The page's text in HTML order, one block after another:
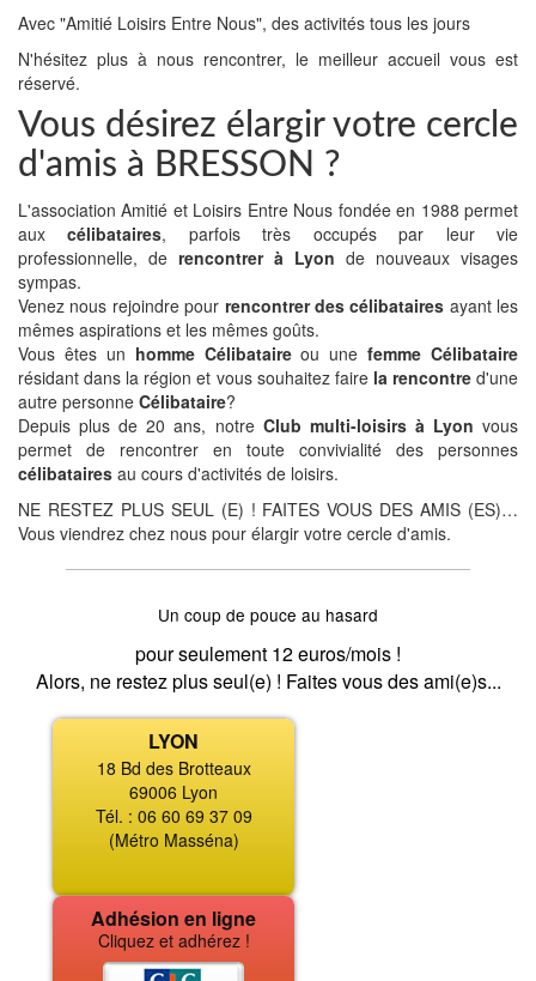
Avec "Amitié Loisirs Entre Nous", des activités tous les jours
N'hésitez plus à nous rencontrer, le meilleur accueil vous est
réservé.
Vous désirez élargir votre cercle
d'amis à BRESSON ?
L'association Amitié et Loisirs Entre Nous fondée en 1988 permet
auxcélibataires, parfois très occupés par leur vie
professionnelle, de rencontrer à Lyon de nouveaux visages
sympas.
Venez nous rejoindre pour rencontrer des célibataires ayant les
mêmes aspirations et les mêmes goûts.
Vous êtes un homme Célibataireou unefemme Célibataire
résidant dans la région et vous souhaitez faire la rencontred'une
autre personne Célibataire?
Depuis plus de 20 ans, notre Club multi-loisirs à Lyon vous
permet de rencontrer en toute convivialité des personnes
célibataires au cours d'activités de loisirs.
NE RESTEZ PLUS SEUL (E) ! FAITES VOUS DES AMIS (ES)…
Vous viendrez chez nous pour élargir votre cercle d'amis.
Un coup de pouce au hasard
pour seulement 12 euros/mois !
Alors, ne restez plus seul(e) ! Faites vous des ami(e)s...
LYON
18 Bd des Brotteaux
69006 Lyon
Tél. : 06 60 69 37 09
(Métro Masséna)
Adhésion en ligne
Cliquez et adhérez !